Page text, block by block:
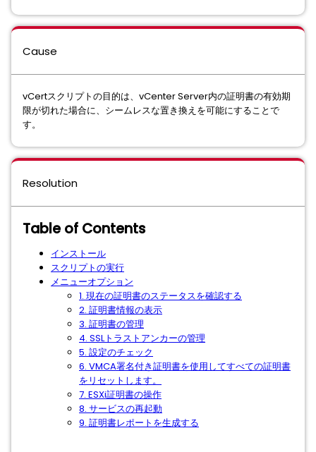
Cause
vCertスクリプトの目的は、vCenter Server内の証明書の有効期
限が切れた場合に、シームレスな置き換えを可能にすることで
す。
Resolution
Table of Contents
インストール
スクリプトの実行
メニューオプション
1. 現在の証明書のステータスを確認する
2. 証明書情報の表示
3. 証明書の管理
4. SSLトラストアンカーの管理
5. 設定のチェック
6. VMCA署名付き証明書を使用してすべての証明書
をリセットします。
7. ESXi証明書の操作
8. サービスの再起動
9. 証明書レポートを生成する